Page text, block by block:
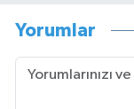
Yorumlar